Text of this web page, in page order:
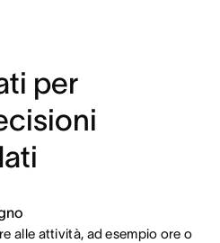
per
alle attività, ad esempio ore o